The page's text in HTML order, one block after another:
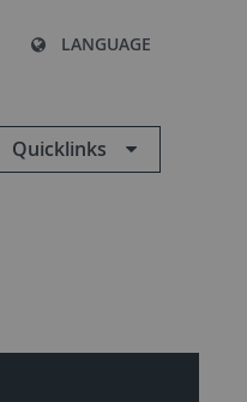
LANGUAGE
Quicklinks